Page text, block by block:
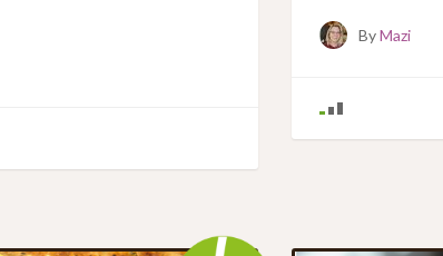
ByMazi